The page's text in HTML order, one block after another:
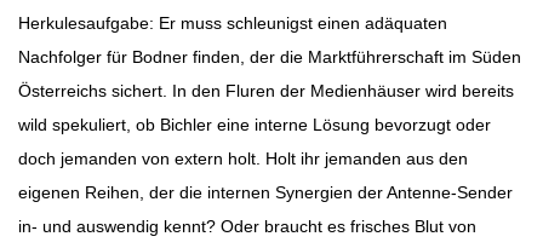
Herkulesaufgabe: Er muss schleunigst einen adäquaten
Nachfolger für Bodner finden, der die Marktführerschaft im Süden
Österreichs sichert. In den Fluren der Medienhäuser wird bereits
wild spekuliert, ob Bichler eine interne Lösung bevorzugt oder
doch jemanden von extern holt. Holt ihr jemanden aus den
eigenen Reihen, der die internen Synergien der Antenne-Sender
in- und auswendig kennt? Oder braucht es frisches Blut von